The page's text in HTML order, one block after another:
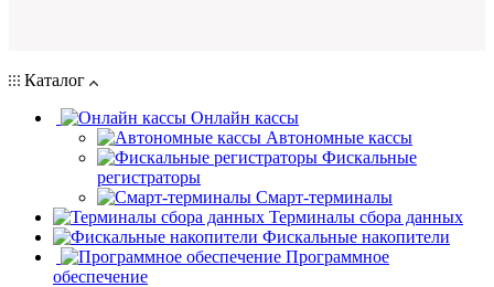
Каталог
Онлайн кассы
Автономные кассы
Фискальные
регистраторы
Смарт-терминалы
Терминалы сбора данных
Фискальные накопители
Программное
обеспечение